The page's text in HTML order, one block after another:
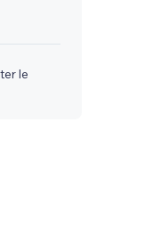
le